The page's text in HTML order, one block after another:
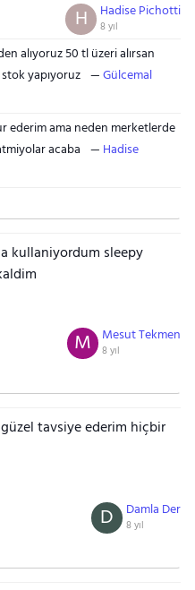
Hadise Pichotti
8 yıl
H
alıyoruz 50 tl üzeri alırsan
yapıyoruz
Gülcemal
ederim ama neden merketlerde
acaba
Hadise
kullaniyordum sleepy
Mesut Tekmen
8 yıl
M
tavsiye ederim hiçbir
Damla Der
8 yıl
D